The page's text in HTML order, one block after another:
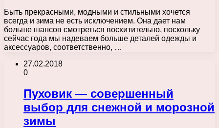
Быть прекрасными, модными и стильными хочется
всегда и зима не есть исключением. Она дает нам
больше шансов смотреться восхитительно, поскольку
сейчас года мы надеваем больше деталей одежды и
аксессуаров, соответственно, …
27.02.2018
0
Пуховик — совершенный
выбор для снежной и морозной
зимы